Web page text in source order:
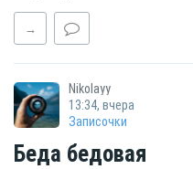
→
Nikolayy
13:34, вчера
Записочки
Беда бедовая